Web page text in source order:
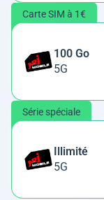
Carte SIM à 1€
100 Go
5G
Série spéciale
Illimité
5G